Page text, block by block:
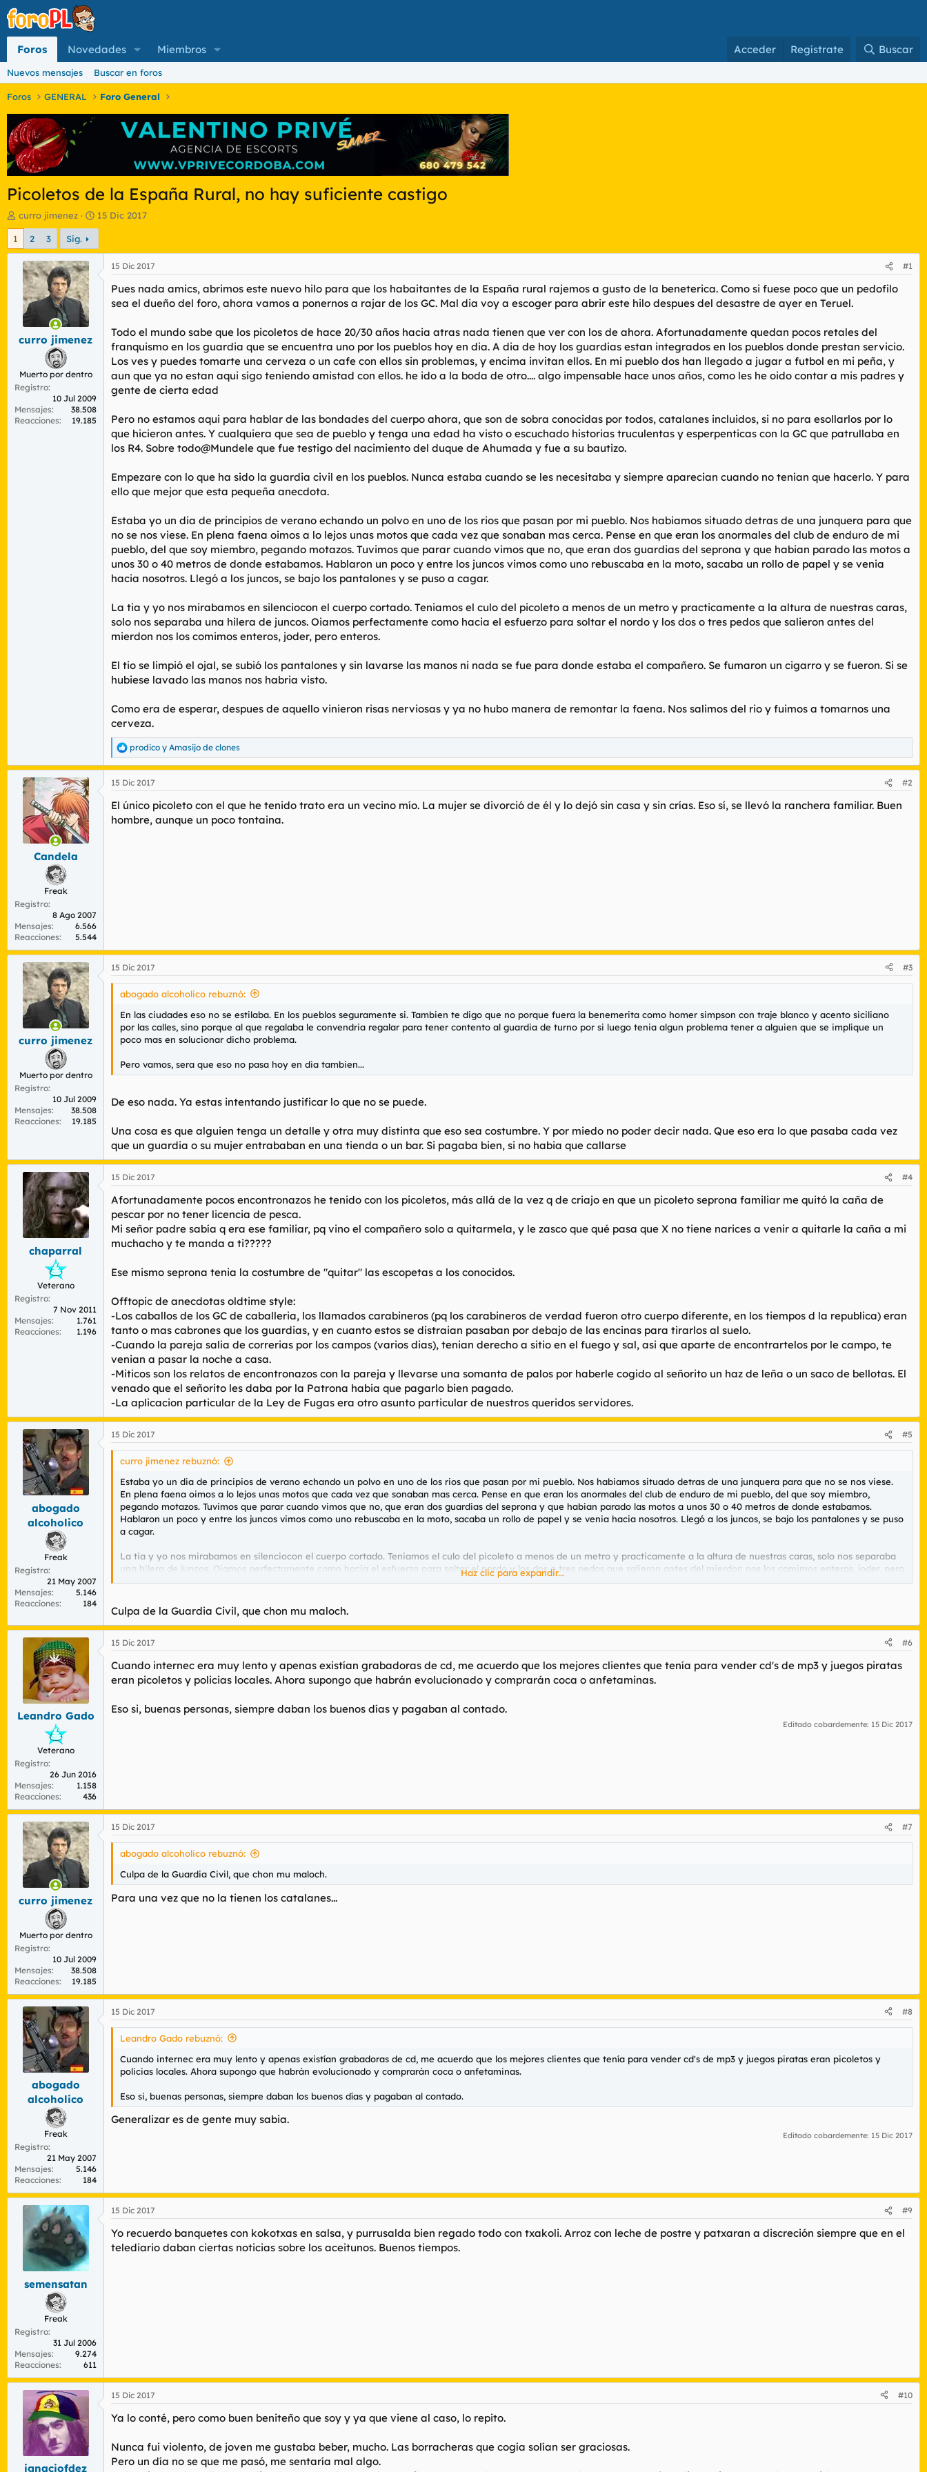
Foros Novedades Miembros Acceder Regístrate Buscar
Nuevos mensajes Buscar en foros
Foros GENERAL Foro General
Picoletos de la España Rural, no hay suficiente castigo
I
n
c
a
d
o
d
e
e
m
curro jimenez
F
e
h
d
15 Dic 2017
1 2 3 Sig.
curro jimenez
Muerto por dentro
Registro
10 Jul 2009
Mensajes
38.508
Reacciones
19.185
15 Dic 2017 #1
Pues nada amics, abrimos este nuevo hilo para que los habaitantes de la España rural rajemos a gusto de la beneterica. Como si fuese poco que un pedofilo
sea el dueño del foro, ahora vamos a ponernos a rajar de los GC. Mal dia voy a escoger para abrir este hilo despues del desastre de ayer en Teruel.
Todo el mundo sabe que los picoletos de hace 20/30 años hacia atras nada tienen que ver con los de ahora. Afortunadamente quedan pocos retales del
franquismo en los guardia que se encuentra uno por los pueblos hoy en dia. A dia de hoy los guardias estan integrados en los pueblos donde prestan servicio.
Los ves y puedes tomarte una cerveza o un cafe con ellos sin problemas, y encima invitan ellos. En mi pueblo dos han llegado a jugar a futbol en mi peña, y
aun que ya no estan aqui sigo teniendo amistad con ellos. he ido a la boda de otro.... algo impensable hace unos años, como les he oido contar a mis padres y
gente de cierta edad
Pero no estamos aqui para hablar de las bondades del cuerpo ahora, que son de sobra conocidas por todos, catalanes incluidos, si no para esollarlos por lo
que hicieron antes. Y cualquiera que sea de pueblo y tenga una edad ha visto o escuchado historias truculentas y esperpenticas con la GC que patrullaba en
los R4. Sobre todo@Mundele que fue testigo del nacimiento del duque de Ahumada y fue a su bautizo.
Empezare con lo que ha sido la guardia civil en los pueblos. Nunca estaba cuando se les necesitaba y siempre aparecian cuando no tenian que hacerlo. Y para
ello que mejor que esta pequeña anecdota.
Estaba yo un dia de principios de verano echando un polvo en uno de los rios que pasan por mi pueblo. Nos habiamos situado detras de una junquera para que
no se nos viese. En plena faena oimos a lo lejos unas motos que cada vez que sonaban mas cerca. Pense en que eran los anormales del club de enduro de mi
pueblo, del que soy miembro, pegando motazos. Tuvimos que parar cuando vimos que no, que eran dos guardias del seprona y que habian parado las motos a
unos 30 o 40 metros de donde estabamos. Hablaron un poco y entre los juncos vimos como uno rebuscaba en la moto, sacaba un rollo de papel y se venia
hacia nosotros. Llegó a los juncos, se bajo los pantalones y se puso a cagar.
La tia y yo nos mirabamos en silenciocon el cuerpo cortado. Teniamos el culo del picoleto a menos de un metro y practicamente a la altura de nuestras caras,
solo nos separaba una hilera de juncos. Oiamos perfectamente como hacia el esfuerzo para soltar el nordo y los dos o tres pedos que salieron antes del
mierdon nos los comimos enteros, joder, pero enteros.
El tio se limpió el ojal, se subió los pantalones y sin lavarse las manos ni nada se fue para donde estaba el compañero. Se fumaron un cigarro y se fueron. Si se
hubiese lavado las manos nos habria visto.
Como era de esperar, despues de aquello vinieron risas nerviosas y ya no hubo manera de remontar la faena. Nos salimos del rio y fuimos a tomarnos una
cerveza.
R
e
a
c
i
o
prodico y Amasijo de clones
Candela
Freak
Registro
8 Ago 2007
Mensajes
6.566
Reacciones
5.544
15 Dic 2017 #2
El único picoleto con el que he tenido trato era un vecino mío. La mujer se divorció de él y lo dejó sin casa y sin crías. Eso sí, se llevó la ranchera familiar. Buen
hombre, aunque un poco tontaina.
curro jimenez
Muerto por dentro
Registro
10 Jul 2009
Mensajes
38.508
Reacciones
19.185
15 Dic 2017 #3
abogado alcoholico rebuznó:
En las ciudades eso no se estilaba. En los pueblos seguramente si. Tambien te digo que no porque fuera la benemerita como homer simpson con traje blanco y acento siciliano
por las calles, sino porque al que regalaba le convendria regalar para tener contento al guardia de turno por si luego tenia algun problema tener a alguien que se implique un
poco mas en solucionar dicho problema.
Pero vamos, sera que eso no pasa hoy en dia tambien...
De eso nada. Ya estas intentando justificar lo que no se puede.
Una cosa es que alguien tenga un detalle y otra muy distinta que eso sea costumbre. Y por miedo no poder decir nada. Que eso era lo que pasaba cada vez
que un guardia o su mujer entrababan en una tienda o un bar. Si pagaba bien, si no habia que callarse
chaparral
Veterano
Registro
7 Nov 2011
Mensajes
1.761
Reacciones
1.196
15 Dic 2017 #4
Afortunadamente pocos encontronazos he tenido con los picoletos, más allá de la vez q de criajo en que un picoleto seprona familiar me quitó la caña de
pescar por no tener licencia de pesca.
Mi señor padre sabía q era ese familiar, pq vino el compañero solo a quitarmela, y le zasco que qué pasa que X no tiene narices a venir a quitarle la caña a mi
muchacho y te manda a ti?????
Ese mismo seprona tenia la costumbre de "quitar" las escopetas a los conocidos.
Offtopic de anecdotas oldtime style:
-Los caballos de los GC de caballeria, los llamados carabineros (pq los carabineros de verdad fueron otro cuerpo diferente, en los tiempos d la republica) eran
tanto o mas cabrones que los guardias, y en cuanto estos se distraian pasaban por debajo de las encinas para tirarlos al suelo.
-Cuando la pareja salia de correrias por los campos (varios dias), tenian derecho a sitio en el fuego y sal, asi que aparte de encontrartelos por le campo, te
venian a pasar la noche a casa.
-Miticos son los relatos de encontronazos con la pareja y llevarse una somanta de palos por haberle cogido al señorito un haz de leña o un saco de bellotas. El
venado que el señorito les daba por la Patrona habia que pagarlo bien pagado.
-La aplicacion particular de la Ley de Fugas era otro asunto particular de nuestros queridos servidores.
abogado
alcoholico
Freak
Registro
21 May 2007
Mensajes
5.146
Reacciones
184
15 Dic 2017 #5
curro jimenez rebuznó:
Estaba yo un dia de principios de verano echando un polvo en uno de los rios que pasan por mi pueblo. Nos habiamos situado detras de una junquera para que no se nos viese.
En plena faena oimos a lo lejos unas motos que cada vez que sonaban mas cerca. Pense en que eran los anormales del club de enduro de mi pueblo, del que soy miembro,
pegando motazos. Tuvimos que parar cuando vimos que no, que eran dos guardias del seprona y que habian parado las motos a unos 30 o 40 metros de donde estabamos.
Hablaron un poco y entre los juncos vimos como uno rebuscaba en la moto, sacaba un rollo de papel y se venia hacia nosotros. Llegó a los juncos, se bajo los pantalones y se puso
a cagar.
La tia y yo nos mirabamos en silenciocon el cuerpo cortado. Teniamos el culo del picoleto a menos de un metro y practicamente a la altura de nuestras caras, solo nos separaba
una hilera de juncos. Oiamos perfectamente como hacia el esfuerzo para soltar el nordo y los dos o tres pedos que salieron antes del mierdon nos los comimos enteros, joder, pero
enteros.
El tio se limpió el ojal, se subió los pantalones y sin lavarse las manos ni nada se fue para donde estaba el compañero. Se fumaron un cigarro y se fueron. Si se hubiese lavado las
manos nos habria visto.
Como era de esperar, despues de aquello vinieron risas nerviosas y ya no hubo manera de remontar la faena. Nos salimos del rio y fuimos a tomarnos una cerveza.
Haz clic para expandir...
Culpa de la Guardia Civil, que chon mu maloch.
Leandro Gado
Veterano
Registro
26 Jun 2016
Mensajes
1.158
Reacciones
436
15 Dic 2017 #6
Cuando internec era muy lento y apenas existían grabadoras de cd, me acuerdo que los mejores clientes que tenía para vender cd's de mp3 y juegos piratas
eran picoletos y policias locales. Ahora supongo que habrán evolucionado y comprarán coca o anfetaminas.
Eso si, buenas personas, siempre daban los buenos días y pagaban al contado.
Editado cobardemente: 15 Dic 2017
curro jimenez
Muerto por dentro
Registro
10 Jul 2009
Mensajes
38.508
Reacciones
19.185
15 Dic 2017 #7
abogado alcoholico rebuznó:
Culpa de la Guardia Civil, que chon mu maloch.
Para una vez que no la tienen los catalanes...
abogado
alcoholico
Freak
Registro
21 May 2007
Mensajes
5.146
Reacciones
184
15 Dic 2017 #8
Leandro Gado rebuznó:
Cuando internec era muy lento y apenas existían grabadoras de cd, me acuerdo que los mejores clientes que tenía para vender cd's de mp3 y juegos piratas eran picoletos y
policias locales. Ahora supongo que habrán evolucionado y comprarán coca o anfetaminas.
Eso si, buenas personas, siempre daban los buenos días y pagaban al contado.
Generalizar es de gente muy sabia.
Editado cobardemente: 15 Dic 2017
semensatan
Freak
Registro
31 Jul 2006
Mensajes
9.274
Reacciones
611
15 Dic 2017 #9
Yo recuerdo banquetes con kokotxas en salsa, y purrusalda bien regado todo con txakoli. Arroz con leche de postre y patxaran a discreción siempre que en el
telediario daban ciertas noticias sobre los aceitunos. Buenos tiempos.
ignaciofdez
15 Dic 2017 #10
Ya lo conté, pero como buen beniteño que soy y ya que viene al caso, lo repito.
Nunca fui violento, de joven me gustaba beber, mucho. Las borracheras que cogía solían ser graciosas.
Pero un día no se que me pasó, me sentaría mal algo.